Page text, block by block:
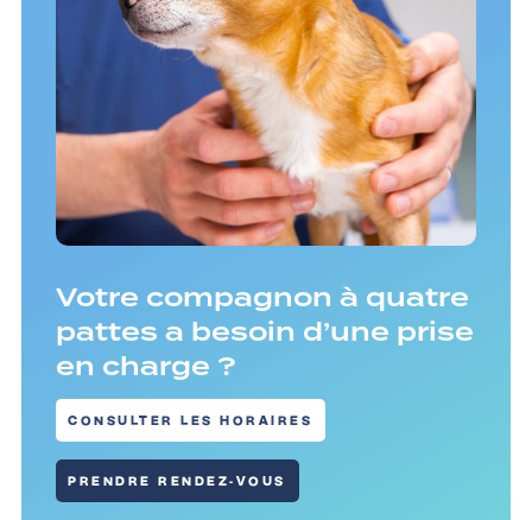
Votre compagnon à quatre
pattes a besoin d’une prise
en charge ?
CONSULTER LES HORAIRES
PRENDRE RENDEZ-VOUS